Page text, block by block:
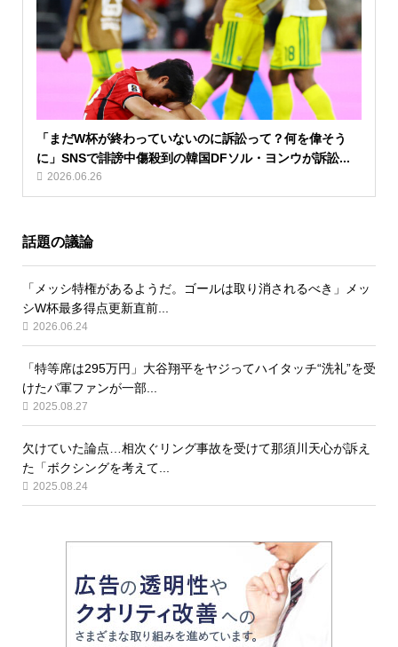
「まだW杯が終わっていないのに訴訟って？何を偉そう
に」SNSで誹謗中傷殺到の韓国DFソル・ヨンウが訴訟...
2026.06.26
話題の議論
「メッシ特権があるようだ。ゴールは取り消されるべき」メッ
シW杯最多得点更新直前...
2026.06.24
「特等席は295万円」大谷翔平をヤジってハイタッチ“洗礼”を受
けたパ軍ファンが一部...
2025.08.27
欠けていた論点…相次ぐリング事故を受けて那須川天心が訴え
た「ボクシングを考えて...
2025.08.24